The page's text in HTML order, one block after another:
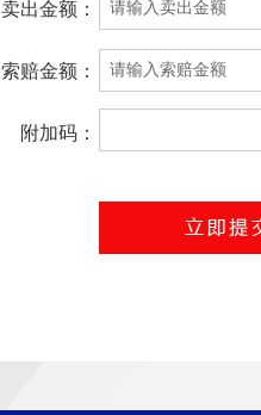
卖出金额：
索赔金额：
附加码：